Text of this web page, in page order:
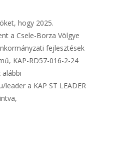
hogy 2025.
a Csele-Borza Völgye
fejlesztések
KAP-RD57-016-2-24
alábbi
a KAP ST LEADER